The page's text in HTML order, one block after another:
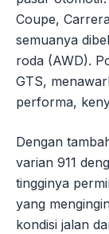
Coupe,
semuanya
roda (AWD).
GTS,
performa,
Dengan
varian 911
tingginya
yang
kondisi jalan